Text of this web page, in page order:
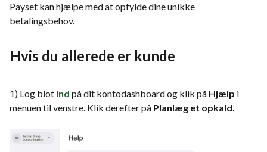
Payset kan hjælpe med at opfylde dine unikke
betalingsbehov.
Hvis du allerede er kunde
1) Log blot ind på dit kontodashboard og klik på Hjælp i
menuen til venstre. Klik derefter på Planlæg et opkald.